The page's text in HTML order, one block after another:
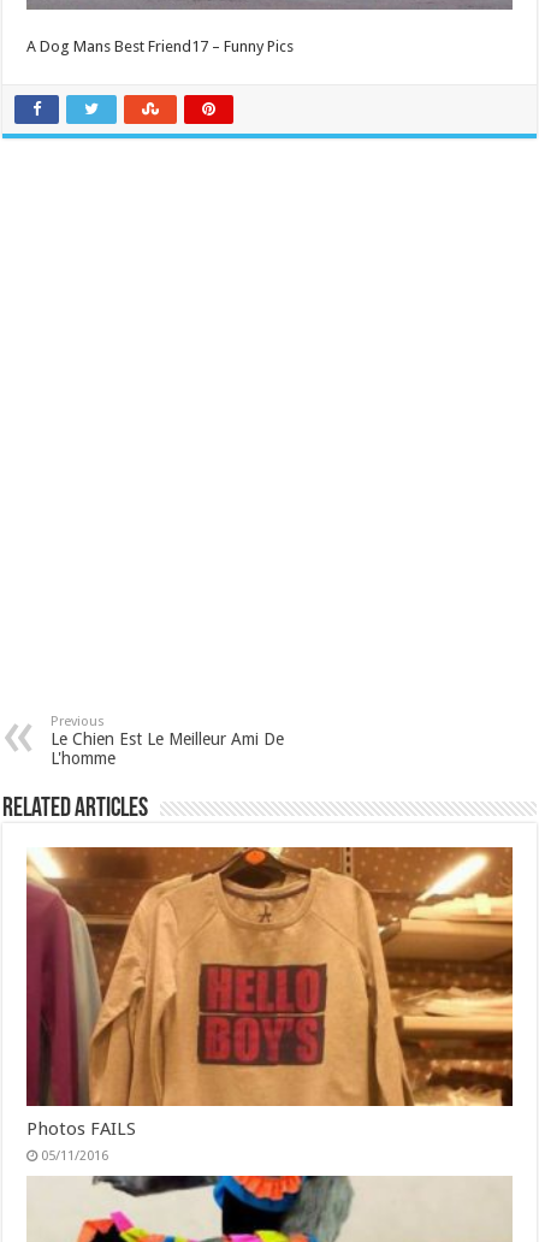
A Dog Mans Best Friend17 – Funny Pics
Previous
Le Chien Est Le Meilleur Ami De
L'homme
Related Articles
Photos FAILS
05/11/2016